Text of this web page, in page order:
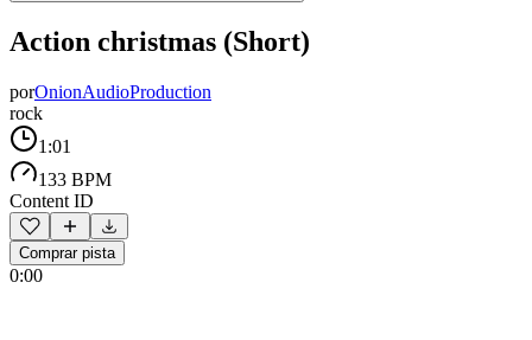
Action christmas (Short)
porOnionAudioProduction
rock
1:01
133 BPM
Content ID
Comprar pista
0:00